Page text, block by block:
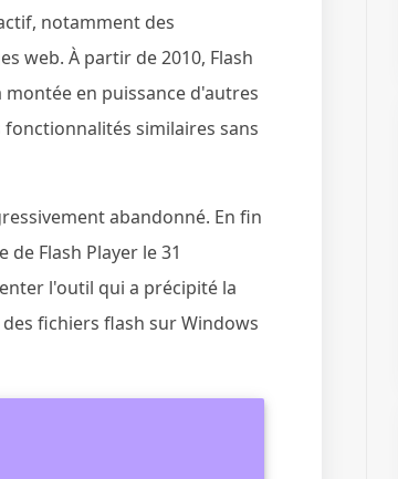
notamment des
web. À partir de 2010, Flash
en puissance d'autres
similaires sans
abandonné. En fin
Flash Player le 31
l'outil qui a précipité la
fichiers flash sur Windows